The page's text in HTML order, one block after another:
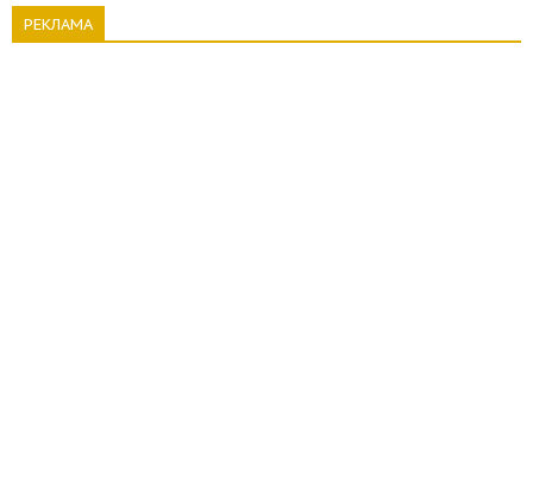
РЕКЛАМА